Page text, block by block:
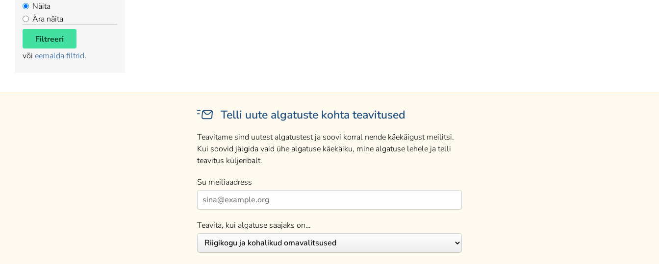
Näita
Ära näita
Filtreeri
või eemalda filtrid.
Telli uute algatuste kohta teavitused
Teavitame sind uutest algatustest ja soovi korral nende käekäigust meilitsi.
Kui soovid jälgida vaid ühe algatuse käekäiku, mine algatuse lehele ja telli
teavitus küljeribalt.
Su meiliaadress
Teavita, kui algatuse saajaks on…